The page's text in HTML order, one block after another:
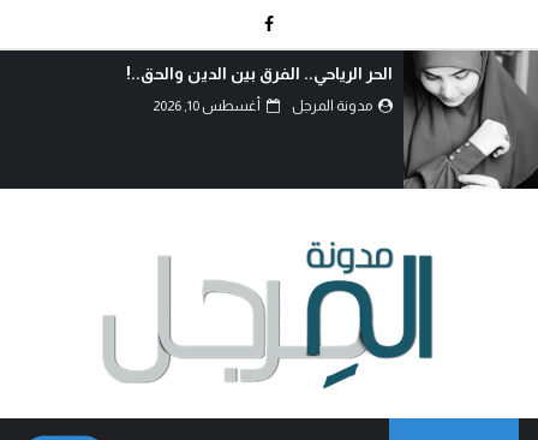
حين تُخبّأ المليارات خلف الجدران… ويُخبّأ الفقر في
العراقيين..!